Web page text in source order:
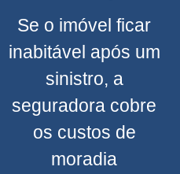
Se o imóvel ficar
inabitável após um
sinistro, a
seguradora cobre
os custos de
moradia